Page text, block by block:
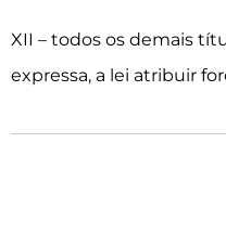
XII – todos os demais
expressa, a lei atribuir